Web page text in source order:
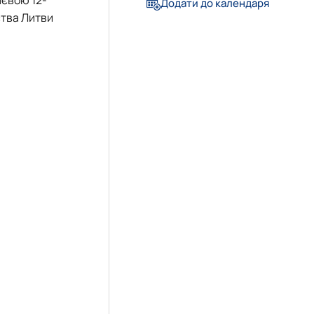
Литви
Додати до календаря